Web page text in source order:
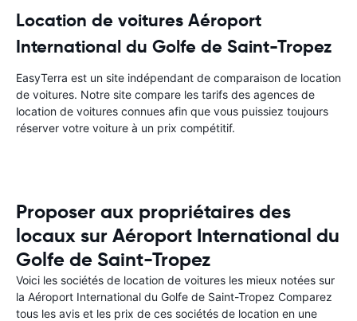
Location de voitures Aéroport
International du Golfe de Saint-Tropez
EasyTerra est un site indépendant de comparaison de location
de voitures. Notre site compare les tarifs des agences de
location de voitures connues afin que vous puissiez toujours
réserver votre voiture à un prix compétitif.
Proposer aux propriétaires des
locaux sur Aéroport International du
Golfe de Saint-Tropez
Voici les sociétés de location de voitures les mieux notées sur
la Aéroport International du Golfe de Saint-Tropez Comparez
tous les avis et les prix de ces sociétés de location en une